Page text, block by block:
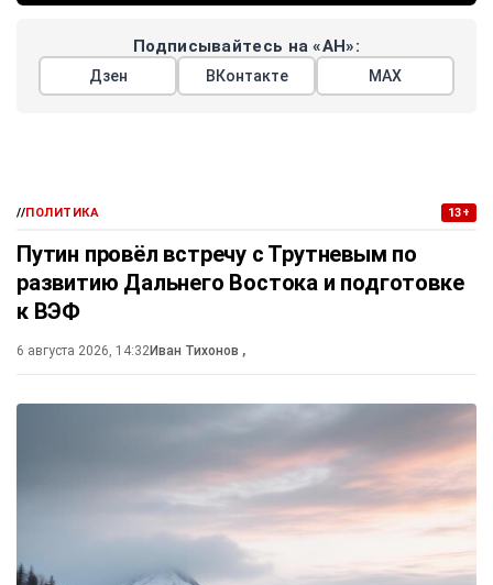
Подписывайтесь на «АН»:
Дзен ВКонтакте МАХ
//ПОЛИТИКА 13+
Путин провёл встречу с Трутневым по
развитию Дальнего Востока и подготовке
к ВЭФ
6 августа 2026, 14:32Иван Тихонов ,